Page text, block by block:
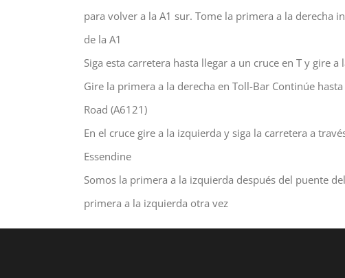
para volver a la A1 sur. Tome la primera a la derecha
de la A1
Siga esta carretera hasta llegar a un cruce en T y gire a
Gire la primera a la derecha en Toll-Bar Continúe
Road (A6121)
En el cruce gire a la izquierda y siga la carretera a
Essendine
Somos la primera a la izquierda después del puente
primera a la izquierda otra vez